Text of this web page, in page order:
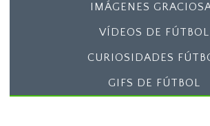
IMÁGENES
VÍDEOS DE FÚTBOL
CURIOSIDADES
GIFS DE FÚTBOL